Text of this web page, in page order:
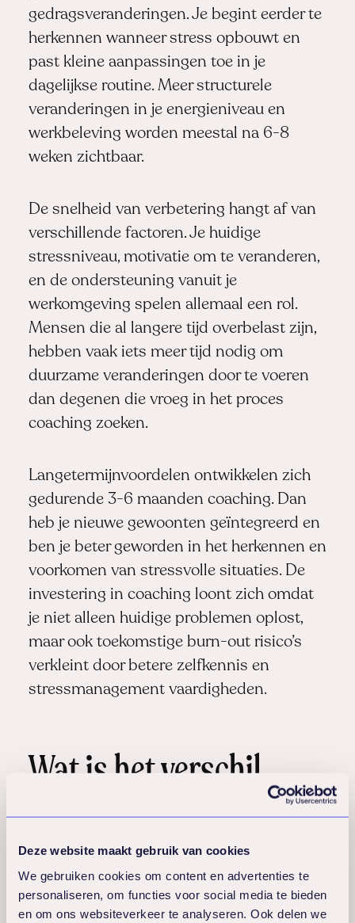
Deze website maakt gebruik van cookies
We gebruiken cookies om content en advertenties te
personaliseren, om functies voor social media te bieden
en om ons websiteverkeer te analyseren. Ook delen we
gedragsveranderingen. Je begint eerder te
herkennen wanneer stress opbouwt en
past kleine aanpassingen toe in je
dagelijkse routine. Meer structurele
veranderingen in je energieniveau en
werkbeleving worden meestal na 6-8
weken zichtbaar.
De snelheid van verbetering hangt af van
verschillende factoren. Je huidige
stressniveau, motivatie om te veranderen,
en de ondersteuning vanuit je
werkomgeving spelen allemaal een rol.
Mensen die al langere tijd overbelast zijn,
hebben vaak iets meer tijd nodig om
duurzame veranderingen door te voeren
dan degenen die vroeg in het proces
coaching zoeken.
Langetermijnvoordelen ontwikkelen zich
gedurende 3-6 maanden coaching. Dan
heb je nieuwe gewoonten geïntegreerd en
ben je beter geworden in het herkennen en
voorkomen van stressvolle situaties. De
investering in coaching loont zich omdat
je niet alleen huidige problemen oplost,
maar ook toekomstige burn-out risico’s
verkleint door betere zelfkennis en
stressmanagement vaardigheden.
Wat is het verschil
tussen individuele
coaching en
teamcoaching voor